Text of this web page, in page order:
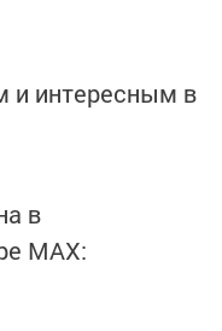
и интересным в
в
MАХ: